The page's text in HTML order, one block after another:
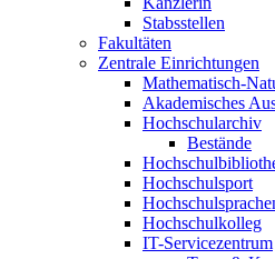
Stabsstellen
Fakultäten
Zentrale Einrichtungen
Mathematisch-
Akademisches
Hochschularchiv
Bestände
Hochschulsport
Hochschulkolleg
IT-Servicezentrum